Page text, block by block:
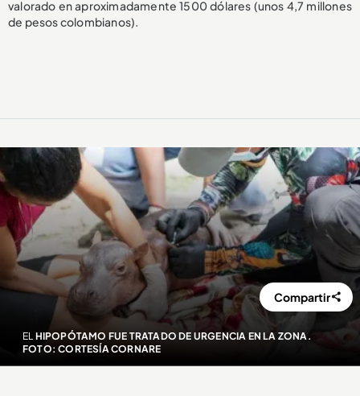
valorado en aproximadamente 1500 dólares (unos 4,7 millones
de pesos colombianos).
EL HIPOPÓTAMO FUE TRATADO DE URGENCIA EN LA ZONA.
FOTO: CORTESÍA CORNARE
Compartir